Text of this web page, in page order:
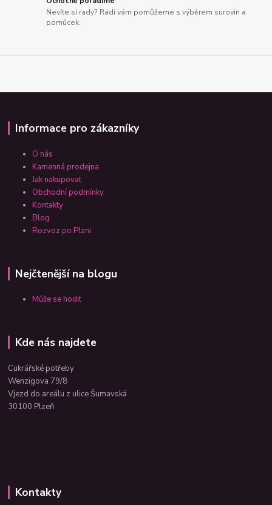
Nevíte si rady? Rádi vám pomůžeme s výběrem surovin a
pomůcek.
Informace pro zákazníky
O nás
Kamenná prodejna
Jak nakupovat
Obchodní podmínky
Kontakty
Blog
Rozvoz po Plzni
Nejčtenější na blogu
Může se hodit
Kde nás najdete
Cukrářské potřeby
Wenzigova 79/8
Vjezd do areálu z ulice Šumavská
30100 Plzeň
Kontakty